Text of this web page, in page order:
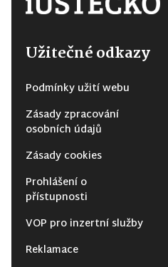
Užitečné odkazy
Podmínky užití webu
Zásady zpracování
osobních údajů
Zásady cookies
Prohlášení o
přístupnosti
VOP pro inzertní služby
Reklamace